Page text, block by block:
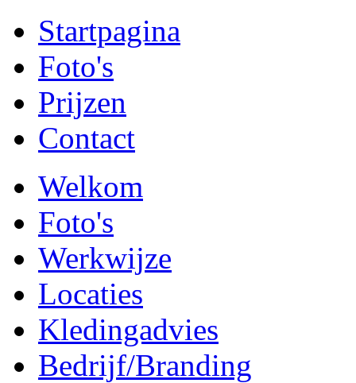
Startpagina
Foto's
Prijzen
Contact
Welkom
Foto's
Werkwijze
Locaties
Kledingadvies
Bedrijf/Branding